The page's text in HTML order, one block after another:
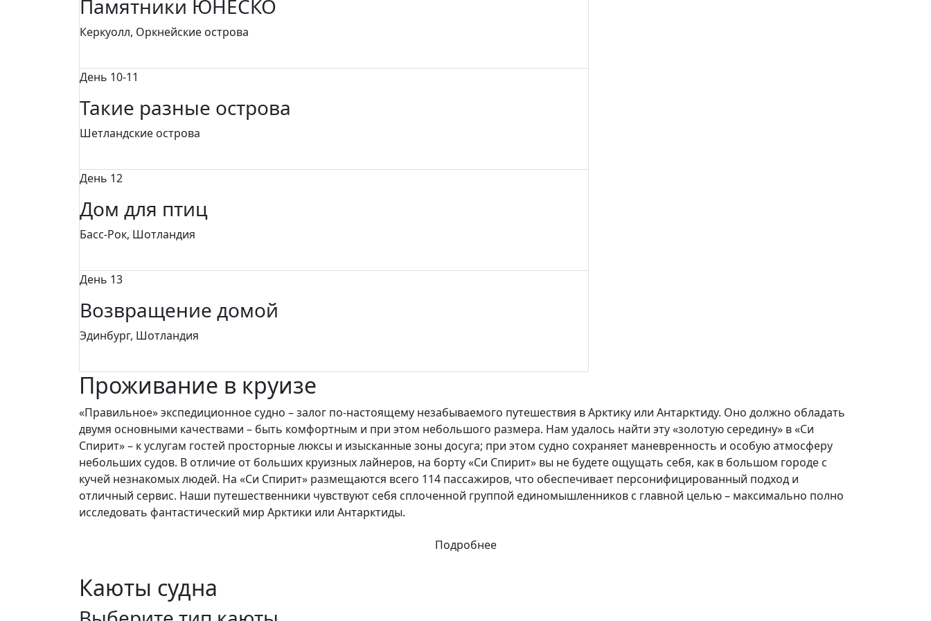
Памятники ЮНЕСКО
Керкуолл, Оркнейские острова
День 10-11
Такие разные острова
Шетландские острова
День 12
Дом для птиц
Басс-Рок, Шотландия
День 13
Возвращение домой
Эдинбург, Шотландия
Проживание в круизе
«Правильное» экспедиционное судно – залог по-настоящему незабываемого путешествия в Арктику или Антарктиду. Оно должно обладать
двумя основными качествами – быть комфортным и при этом небольшого размера. Нам удалось найти эту «золотую середину» в «Си
Спирит» – к услугам гостей просторные люксы и изысканные зоны досуга; при этом судно сохраняет маневренность и особую атмосферу
небольших судов. В отличие от больших круизных лайнеров, на борту «Си Спирит» вы не будете ощущать себя, как в большом городе с
кучей незнакомых людей. На «Си Спирит» размещаются всего 114 пассажиров, что обеспечивает персонифицированный подход и
отличный сервис. Наши путешественники чувствуют себя сплоченной группой единомышленников с главной целью – максимально полно
исследовать фантастический мир Арктики или Антарктиды.
Подробнее
Каюты судна